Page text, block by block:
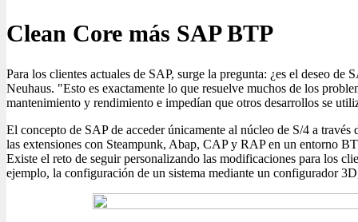
Clean Core más SAP BTP
Para los clientes actuales de SAP, surge la pregunta: ¿es el deseo
Neuhaus. "Esto es exactamente lo que resuelve muchos de los
mantenimiento y rendimiento e impedían que otros desarrollos se
El concepto de SAP de acceder únicamente al núcleo de S/4 a
las extensiones con Steampunk, Abap, CAP y RAP en un entorno
Existe el reto de seguir personalizando las modificaciones para los
ejemplo, la configuración de un sistema mediante un configurador